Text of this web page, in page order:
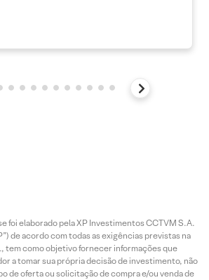
foi elaborado pela XP Investimentos CCTVM S.A.
de acordo com todas as exigências previstas na
tem como objetivo fornecer informações que
a tomar sua própria decisão de investimento, não
de oferta ou solicitação de compra e/ou venda de